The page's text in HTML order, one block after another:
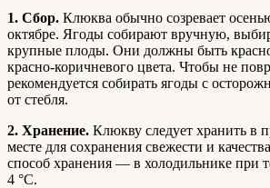
1. Сбор. Клюква обычно созревает
октябре. Ягоды собирают вручную,
крупные плоды. Они должны быть
красно-коричневого цвета. Чтобы не
рекомендуется собирать ягоды с
от стебля.
2. Хранение. Клюкву следует хранить в
месте для сохранения свежести и
способ хранения — в холодильнике при
4 °C.